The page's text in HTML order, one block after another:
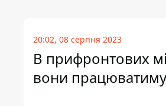
20:02, 08 серпня 2023
В прифронтових
вони